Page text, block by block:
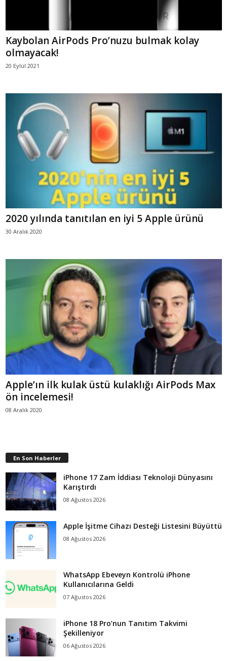
Kaybolan AirPods Pro’nuzu bulmak kolay
olmayacak!
20 Eylül 2021
2020 yılında tanıtılan en iyi 5 Apple ürünü
30 Aralık 2020
Apple’ın ilk kulak üstü kulaklığı AirPods Max
ön incelemesi!
08 Aralık 2020
En Son Haberler
iPhone 17 Zam İddiası Teknoloji Dünyasını
Karıştırdı
08 Ağustos 2026
Apple İşitme Cihazı Desteği Listesini Büyüttü
08 Ağustos 2026
WhatsApp Ebeveyn Kontrolü iPhone
Kullanıcılarına Geldi
07 Ağustos 2026
iPhone 18 Pro’nun Tanıtım Takvimi
Şekilleniyor
06 Ağustos 2026